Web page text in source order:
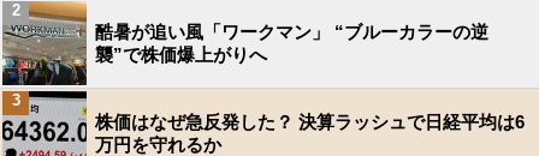
酷暑が追い風「ワークマン」 “ブルーカラーの逆
襲”で株価爆上がりへ
2
株価はなぜ急反発した？ 決算ラッシュで日経平均は6
万円を守れるか
3